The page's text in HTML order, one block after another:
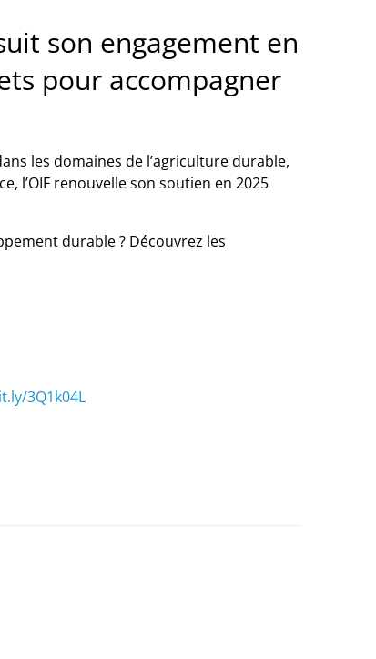
son engagement en
pour accompagner
les domaines de l’agriculture durable,
l’OIF renouvelle son soutien en 2025
durable ? Découvrez les
3Q1k04L